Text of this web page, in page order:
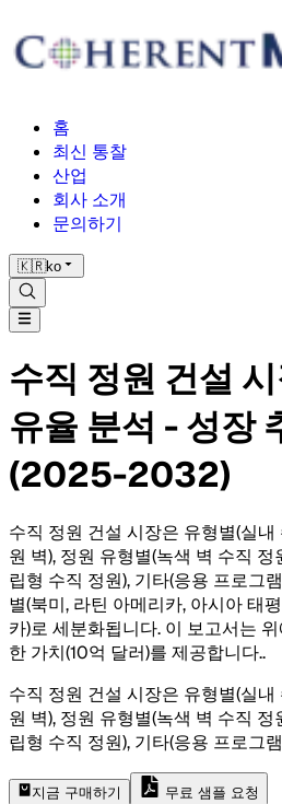
홈
최신 통찰
산업
회사 소개
문의하기
🇰🇷ko
수직 정원 건설
유율 분석 - 성장
(2025-2032)
수직 정원 건설 시장은 유형별(실
원 벽), 정원 유형별(녹색 벽 수직
립형 수직 정원), 기타(응용 프로그
별(북미, 라틴 아메리카, 아시아 태
카)로 세분화됩니다. 이 보고서는
한 가치(10억 달러)를 제공합니다..
수직 정원 건설 시장은 유형별(실
원 벽), 정원 유형별(녹색 벽 수직
립형 수직 정원), 기타(응용 프로그
지금 구매하기 무료 샘플 요청